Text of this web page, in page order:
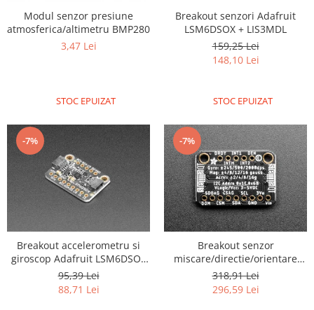
Modul senzor presiune
atmosferica/altimetru BMP280
3,47 Lei
STOC EPUIZAT
Breakout senzori Adafruit
LSM6DSOX + LIS3MDL
159,25 Lei
148,10 Lei
STOC EPUIZAT
-7%
Breakout accelerometru si
giroscop Adafruit LSM6DSOX
6 DoF
95,39 Lei
88,71 Lei
-7%
Breakout senzor
miscare/directie/orientare
Adafruit 9-DOF LSM9DS1
318,91 Lei
296,59 Lei